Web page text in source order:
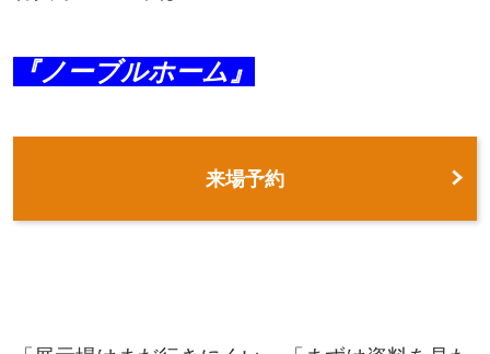
『ノーブルホーム』
来場予約